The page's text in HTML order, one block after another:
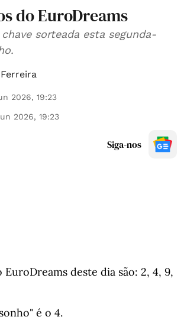
do EuroDreams
sorteada esta segunda-
2026, 19:23
2026, 19:23
Siga-nos
deste dia são: 2, 4, 9,
é o 4.